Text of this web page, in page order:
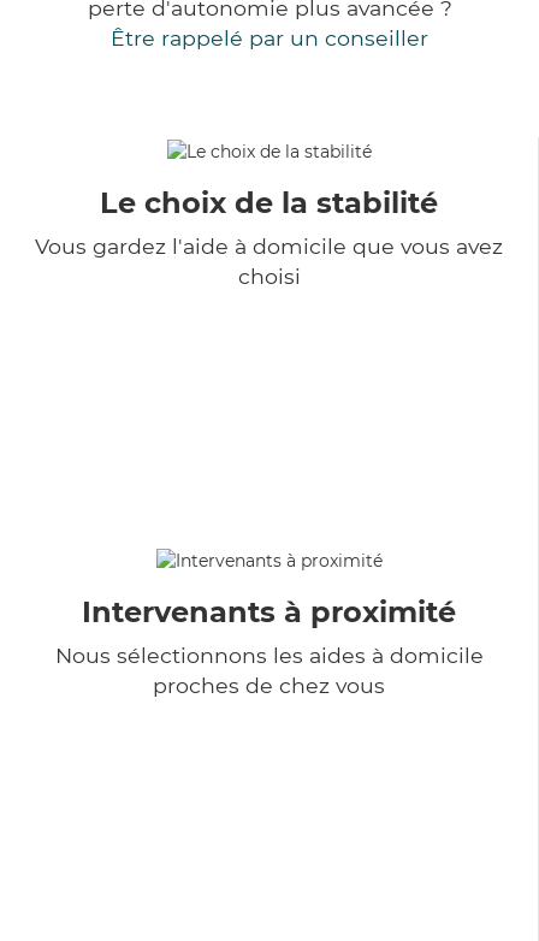
perte d'autonomie plus avancée ?
Être rappelé par un conseiller
Le choix de la stabilité
Vous gardez l'aide à domicile que vous avez
choisi
Intervenants à proximité
Nous sélectionnons les aides à domicile
proches de chez vous